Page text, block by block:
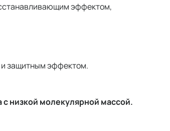
эффектом,
и защитным эффектом.
с низкой молекулярной массой.